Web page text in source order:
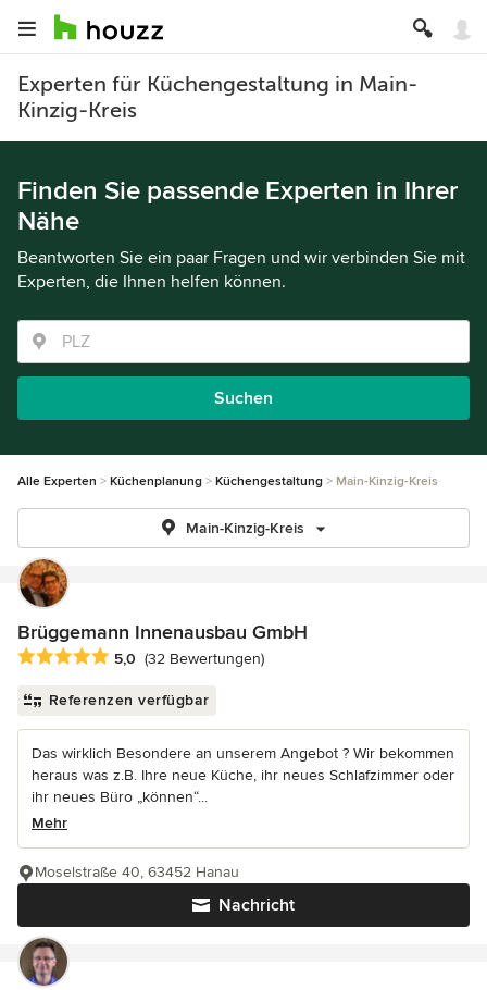
Experten für Küchengestaltung in Main-
Kinzig-Kreis
Finden Sie passende Experten in Ihrer
Nähe
Beantworten Sie ein paar Fragen und wir verbinden Sie mit
Experten, die Ihnen helfen können.
Suchen
Alle Experten Küchenplanung Küchengestaltung Main-Kinzig-Kreis
Main-Kinzig-Kreis
Brüggemann Innenausbau GmbH
Durchschnittliche Bewertung: 5 von 5 Sternen
5,0 (32 Bewertungen)
Referenzen verfügbar
Das wirklich Besondere an unserem Angebot ? Wir bekommen
heraus was z.B. Ihre neue Küche, ihr neues Schlafzimmer oder
ihr neues Büro „können“...
Mehr
Nachricht
Moselstraße 40, 63452 Hanau